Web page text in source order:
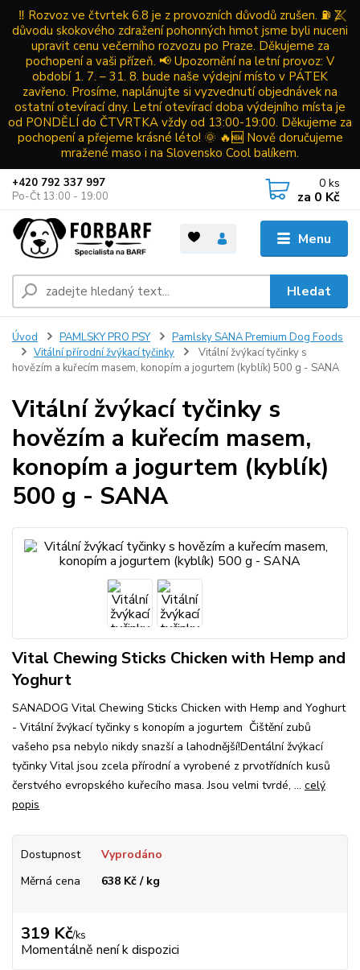
‼️ Rozvoz ve čtvrtek 6.8 je z provozních důvodů zrušen. ⛽ Z
důvodu skokového zdražení pohonných hmot jsme byli nuceni
upravit cenu večerního rozvozu po Praze. Děkujeme za
pochopení a vaši přízeň. 📢 Upozornění na letní provoz: V
období 1. 7. – 31. 8. bude naše výdejní místo v PÁTEK
zavřeno. Prosíme, naplánujte si vyzvednutí objednávek na
ostatní otevírací dny. Letní otevírací doba výdejního místa je
od PONDĚLÍ do ČTVRTKA vždy od 13:00-19:00. Děkujeme za
pochopení a přejeme krásné léto! 🌞 🔥🆕 Nově doručujeme
mražené maso i na Slovensko Cool balíkem.
Menu
Hledat
+420 792 337 997
Po-Čt 13:00 - 19:00
0 ks
za 0 Kč
Úvod PAMLSKY PRO PSY
Pamlsky SANA Premium Dog Foods
Vitální přírodní žvýkací tyčinky
Vitální žvýkací tyčinky s
hovězím a kuřecím masem, konopím a jogurtem (kyblík) 500 g - SANA
Vitální žvýkací tyčinky s
hovězím a kuřecím masem,
konopím a jogurtem (kyblík)
500 g - SANA
Vital Chewing Sticks Chicken with Hemp and
Yoghurt
SANADOG Vital Chewing Sticks Chicken with Hemp and Yoghurt
- Vitální žvýkací tyčinky s konopím a jogurtem Čištění zubů
vašeho psa nebylo nikdy snazší a lahodnější!Dentální žvýkací
tyčinky Vital jsou zcela přírodní a vyrobené z prvotřídních kusů
čerstvého evropského kuřecího masa. Jsou velmi tvrdé, ... celý
popis
Dostupnost
Vyprodáno
Měrná cena
638 Kč / kg
319 Kč/ks
Momentálně není k dispozici